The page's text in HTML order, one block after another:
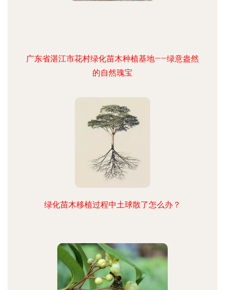
广东省湛江市花村绿化苗木种植基地——绿意盎然
的自然瑰宝
绿化苗木移植过程中土球散了怎么办？